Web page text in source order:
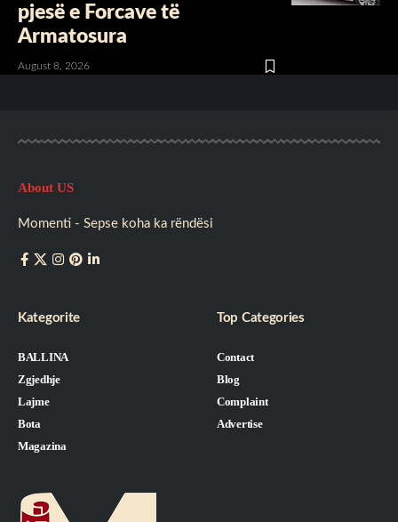
pjesë e Forcave të
Armatosura
August 8, 2026
About US
Momenti - Sepse koha ka rëndësi
Kategorite
BALLINA
Zgjedhje
Lajme
Bota
Magazina
Top Categories
Contact
Blog
Complaint
Advertise